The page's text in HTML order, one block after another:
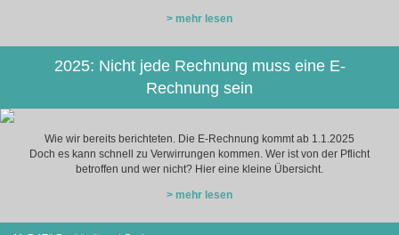
> mehr lesen
2025: Nicht jede Rechnung muss eine E-
Rechnung sein
Wie wir bereits berichteten. Die E-Rechnung kommt ab 1.1.2025
Doch es kann schnell zu Verwirrungen kommen. Wer ist von der Pflicht
betroffen und wer nicht? Hier eine kleine Übersicht.
> mehr lesen